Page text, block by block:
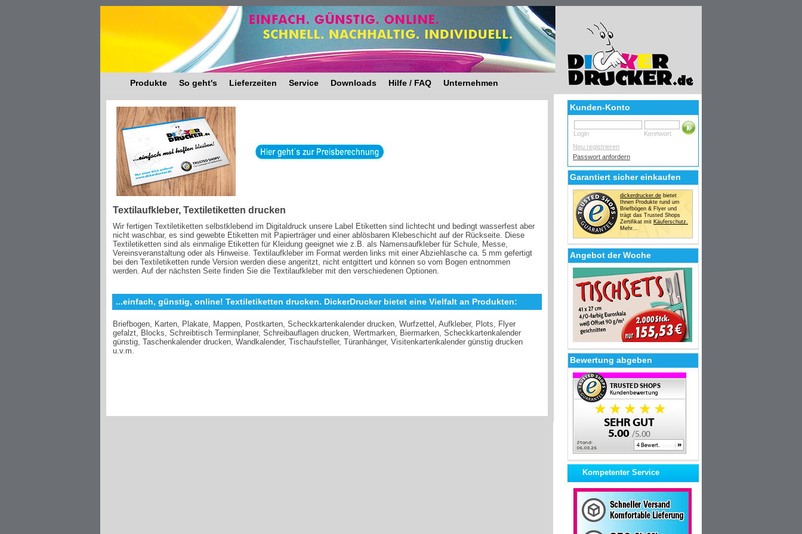
Produkte So geht's Lieferzeiten Service Downloads Hilfe / FAQ Unternehmen
Kunden-Konto
Login
Kennwort
Neu registrieren
Passwort anfordern
Garantiert sicher einkaufen
dickerdrucker.de bietet
Ihnen Produkte rund um
Briefbögen & Flyer und
trägt das Trusted Shops
Zertifikat mit Käuferschutz.
Mehr...
Angebot der Woche
Bewertung abgeben
Kompetenter Service
Textilaufkleber, Textiletiketten drucken
Wir fertigen Textiletiketten selbstklebend im Digitaldruck unsere Label Etiketten sind lichtecht und bedingt wasserfest aber
nicht waschbar, es sind gewebte Etiketten mit Papierträger und einer ablösbaren Klebeschicht auf der Rückseite. Diese
Textiletiketten sind als einmalige Etiketten für Kleidung geeignet wie z.B. als Namensaufkleber für Schule, Messe,
Vereinsveranstaltung oder als Hinweise. Textilaufkleber im Format werden links mit einer Abziehlasche ca. 5 mm gefertigt
bei den Textiletiketten runde Version werden diese angeritzt, nicht entgittert und können so vom Bogen entnommen
werden. Auf der nächsten Seite finden Sie die Textilaufkleber mit den verschiedenen Optionen.
...einfach, günstig, online! Textiletiketten drucken. DickerDrucker bietet eine Vielfalt an Produkten:
Briefbogen, Karten, Plakate, Mappen, Postkarten, Scheckkartenkalender drucken, Wurfzettel, Aufkleber, Plots, Flyer
gefalzt, Blocks, Schreibtisch Terminplaner, Schreibauflagen drucken, Wertmarken, Biermarken, Scheckkartenkalender
günstig, Taschenkalender drucken, Wandkalender, Tischaufsteller, Türanhänger, Visitenkartenkalender günstig drucken
u.v.m.